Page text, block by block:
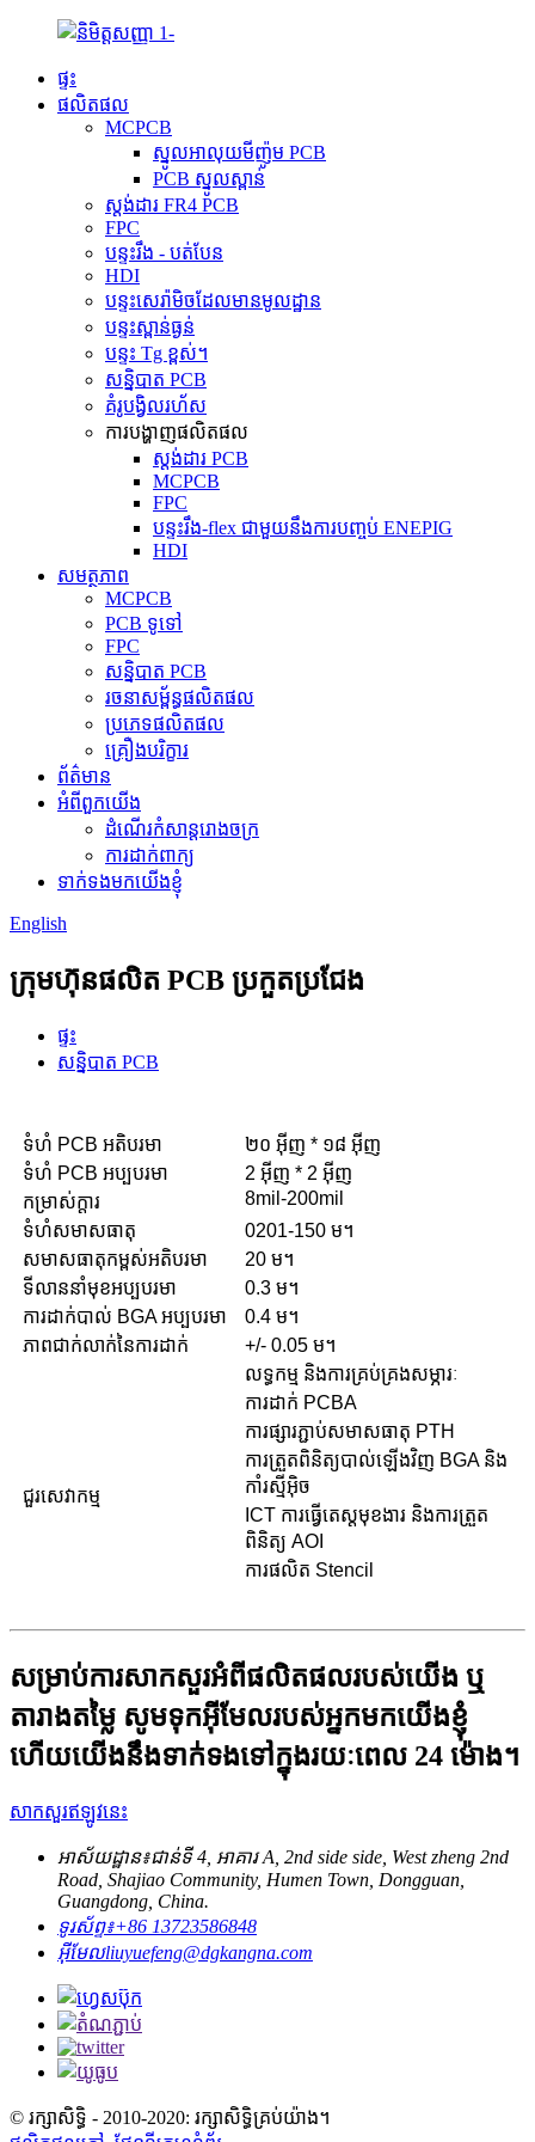
ផ្ទះ
ផលិតផល
MCPCB
ស្នូលអាលុយមីញ៉ូម PCB
PCB ស្នូលស្ពាន់
ស្តង់ដារ FR4 PCB
FPC
បន្ទះរឹង - បត់បែន
HDI
បន្ទះសេរ៉ាមិចដែលមានមូលដ្ឋាន
បន្ទះស្ពាន់ធ្ងន់
បន្ទះ Tg ខ្ពស់។
សន្និបាត PCB
គំរូបង្វិលរហ័ស
ការបង្ហាញផលិតផល
ស្តង់ដារ PCB
MCPCB
FPC
បន្ទះរឹង-flex ជាមួយនឹងការបញ្ចប់ ENEPIG
HDI
សមត្ថភាព
MCPCB
PCB ទូទៅ
FPC
សន្និបាត PCB
រចនាសម្ព័ន្ធផលិតផល
ប្រភេទផលិតផល
គ្រឿងបរិក្ខារ
ព័ត៌មាន
អំពីពួកយើង
ដំណើរកំសាន្តរោងចក្រ
ការដាក់ពាក្យ
ទាក់ទងមកយើងខ្ញុំ
English
ក្រុមហ៊ុនផលិត PCB ប្រកួតប្រជែង
ផ្ទះ
សន្និបាត PCB
ទំហំ PCB អតិបរមា
២០ អ៊ីញ * ១៨ អ៊ីញ
ទំហំ PCB អប្បបរមា
2 អ៊ីញ * 2 អ៊ីញ
កម្រាស់ក្តារ
8mil-200mil
ទំហំសមាសធាតុ
0201-150 ម។
សមាសធាតុកម្ពស់អតិបរមា
20 ម។
ទីលាននាំមុខអប្បបរមា
0.3 ម។
ការដាក់បាល់ BGA អប្បបរមា
0.4 ម។
ភាពជាក់លាក់នៃការដាក់
+/- 0.05 ម។
ជួរសេវាកម្ម
លទ្ធកម្ម និងការគ្រប់គ្រងសម្ភារៈ
ការដាក់ PCBA
ការផ្សារភ្ជាប់សមាសធាតុ PTH
ការត្រួតពិនិត្យបាល់ឡើងវិញ BGA និង
កាំរស្មីអ៊ិច
ICT ការធ្វើតេស្តមុខងារ និងការត្រួត
ពិនិត្យ AOI
ការផលិត Stencil
សម្រាប់ការសាកសួរអំពីផលិតផលរបស់យើង ឬ
តារាងតម្លៃ សូមទុកអ៊ីមែលរបស់អ្នកមកយើងខ្ញុំ
ហើយយើងនឹងទាក់ទងទៅក្នុងរយៈពេល 24 ម៉ោង។
សាកសួរឥឡូវនេះ
អាស័យដ្ឋាន៖ជាន់ទី 4, អាគារ A, 2nd side side, West zheng 2nd
Road, Shajiao Community, Humen Town, Dongguan,
Guangdong, China.
ទូរស័ព្ទ៖+86 13723586848
អ៊ីមែលliuyuefeng@dgkangna.com
© រក្សាសិទ្ធិ - 2010-2020: រក្សាសិទ្ធិគ្រប់យ៉ាង។